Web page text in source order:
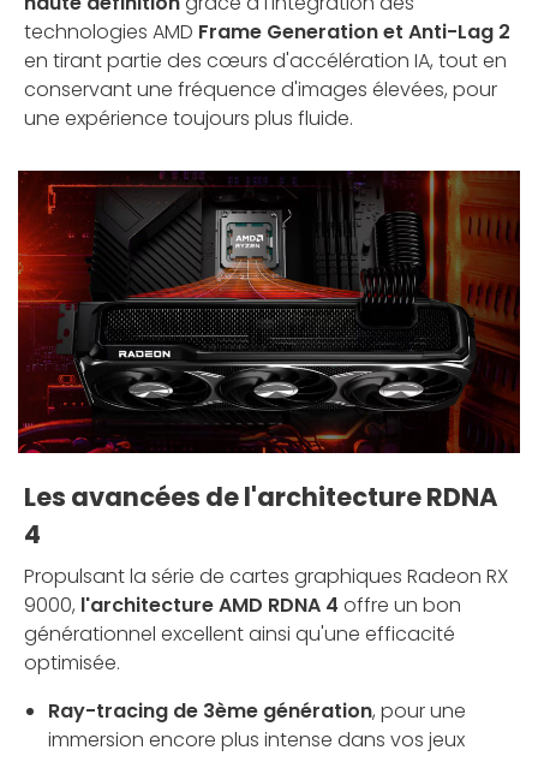
technologies AMD Frame Generation et Anti-Lag 2
en tirant partie des cœurs d'accélération IA, tout en
conservant une fréquence d'images élevées, pour
une expérience toujours plus fluide.
Les avancées de l'architecture RDNA
4
Propulsant la série de cartes graphiques Radeon RX
9000, l'architecture AMD RDNA 4 offre un bon
générationnel excellent ainsi qu'une efficacité
optimisée.
Ray-tracing de 3ème génération, pour une
immersion encore plus intense dans vos jeux